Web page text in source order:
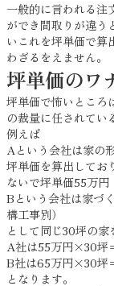
一般的に言われる注
ができ間取りが違う
いこれを坪単価で算
わざるをえません。
坪単価のワ
坪単価で怖いところ
の裁量に任されてい
例えば
Aという会社は家の
坪単価を算出してお
ないで坪単価55万円
Bという会社は家づ
構工事別）
として同じ30坪の家
A社は55万円×30坪
B社は65万円×30坪
となります。